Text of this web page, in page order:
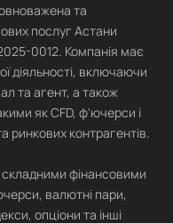
та
послуг Астани
0012. Компанія має
діяльності, включаючи
та агент, а також
як CFD, ф'ючерси і
ринкових контрагентів.
фінансовими
валютні пари,
опціони та інші